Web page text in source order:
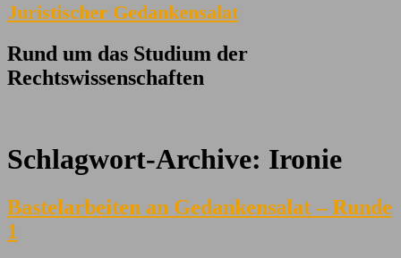
Juristischer Gedankensalat
Rund um das Studium der
Rechtswissenschaften
Schlagwort-Archive: Ironie
Bastelarbeiten an Gedankensalat – Runde
1